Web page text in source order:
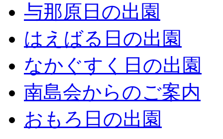
与那原日の出園
はえばる日の出園
なかぐすく日の出園
南島会からのご案内
おもろ日の出園